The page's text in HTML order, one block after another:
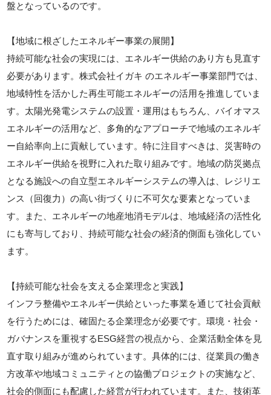
盤となっているのです。
【地域に根ざしたエネルギー事業の展開】
持続可能な社会の実現には、エネルギー供給のあり方も見直す
必要があります。株式会社イガキ のエネルギー事業部門では、
地域特性を活かした再生可能エネルギーの活用を推進していま
す。太陽光発電システムの設置・運用はもちろん、バイオマス
エネルギーの活用など、多角的なアプローチで地域のエネルギ
ー自給率向上に貢献しています。特に注目すべきは、災害時の
エネルギー供給を視野に入れた取り組みです。地域の防災拠点
となる施設への自立型エネルギーシステムの導入は、レジリエ
ンス（回復力）の高い街づくりに不可欠な要素となっていま
す。また、エネルギーの地産地消モデルは、地域経済の活性化
にも寄与しており、持続可能な社会の経済的側面も強化してい
ます。
【持続可能な社会を支える企業理念と実践】
インフラ整備やエネルギー供給といった事業を通じて社会貢献
を行うためには、確固たる企業理念が必要です。環境・社会・
ガバナンスを重視するESG経営の視点から、企業活動全体を見
直す取り組みが進められています。具体的には、従業員の働き
方改革や地域コミュニティとの協働プロジェクトの実施など、
社会的側面にも配慮した経営が行われています。また、技術革